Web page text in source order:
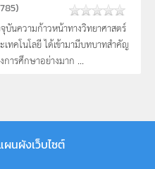
)
บันความก้าวหน้าทางวิทยาศาสตร์
เทคโนโลยี ได้เข้ามามีบทบาทสำคัญ
การศึกษาอย่างมาก ...
ผนผังเว็บไซต์